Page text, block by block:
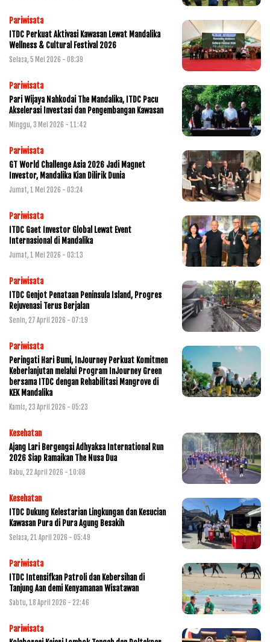
Pariwisata
ITDC Perkuat Aktivasi Kawasan Lewat Mandalika
Wellness & Cultural Festival 2026
Selasa, 5 Mei 2026 - 08:39
Pariwisata
Pari Wijaya Nahkodai The Mandalika, ITDC Pacu
Akselerasi Investasi dan Pengembangan Kawasan
Minggu, 3 Mei 2026 - 11:42
Pariwisata
GT World Challenge Asia 2026 Jadi Magnet
Investor, Mandalika Kian Dilirik Dunia
Jumat, 1 Mei 2026 - 03:24
Pariwisata
ITDC Gaet Investor Global Lewat Event
Internasional di Mandalika
Jumat, 1 Mei 2026 - 03:13
Pariwisata
ITDC Genjot Penataan Peninsula Island, Progres
Rejuvenasi Terus Berjalan
Senin, 27 April 2026 - 07:19
Pariwisata
Peringati Hari Bumi, InJourney Perkuat Komitmen
Keberlanjutan melalui Program InJourney Green
bersama ITDC dengan Rehabilitasi Mangrove di
KEK Mandalika
Kamis, 23 April 2026 - 05:23
Kesehatan
Ajang Lari Bergengsi Adhyaksa International Run
2026 Siap Ramaikan The Nusa Dua
Rabu, 22 April 2026 - 10:08
Kesehatan
ITDC Dukung Kelestarian Lingkungan dan Kesucian
Kawasan Pura di Pura Agung Besakih
Selasa, 21 April 2026 - 05:49
Pariwisata
ITDC Intensifkan Patroli dan Kebersihan di
Tanjung Aan demi Kenyamanan Wisatawan
Sabtu, 18 April 2026 - 22:46
Pariwisata